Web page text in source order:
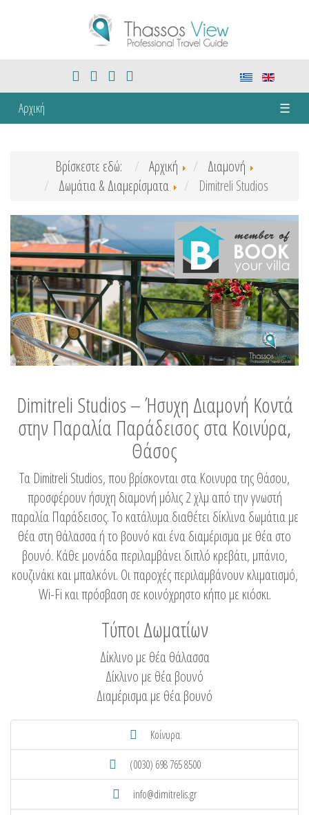
Αρχική ☰
Βρίσκεστε εδώ: Αρχική
Διαμονή
Δωμάτια & Διαμερίσματα
Dimitreli Studios
Dimitreli Studios – Ήσυχη Διαμονή Κοντά
στην Παραλία Παράδεισος στα Κοινύρα,
Θάσος
Τα Dimitreli Studios, που βρίσκονται στα Κοινυρα της Θάσου,
προσφέρουν ήσυχη διαμονή μόλις 2 χλμ από την γνωστή
παραλία Παράδεισος. Το κατάλυμα διαθέτει δίκλινα δωμάτια με
θέα στη θάλασσα ή το βουνό και ένα διαμέρισμα με θέα στο
βουνό. Κάθε μονάδα περιλαμβάνει διπλό κρεβάτι, μπάνιο,
κουζινάκι και μπαλκόνι. Οι παροχές περιλαμβάνουν κλιματισμό,
Wi-Fi και πρόσβαση σε κοινόχρηστο κήπο με κιόσκι.
Τύποι Δωματίων
Δίκλινο με θέα θάλασσα
Δίκλινο με θέα βουνό
Διαμέρισμα με θέα βουνό
Κοίνυρα
(0030) 698 765 8500
info@dimitrelis.gr